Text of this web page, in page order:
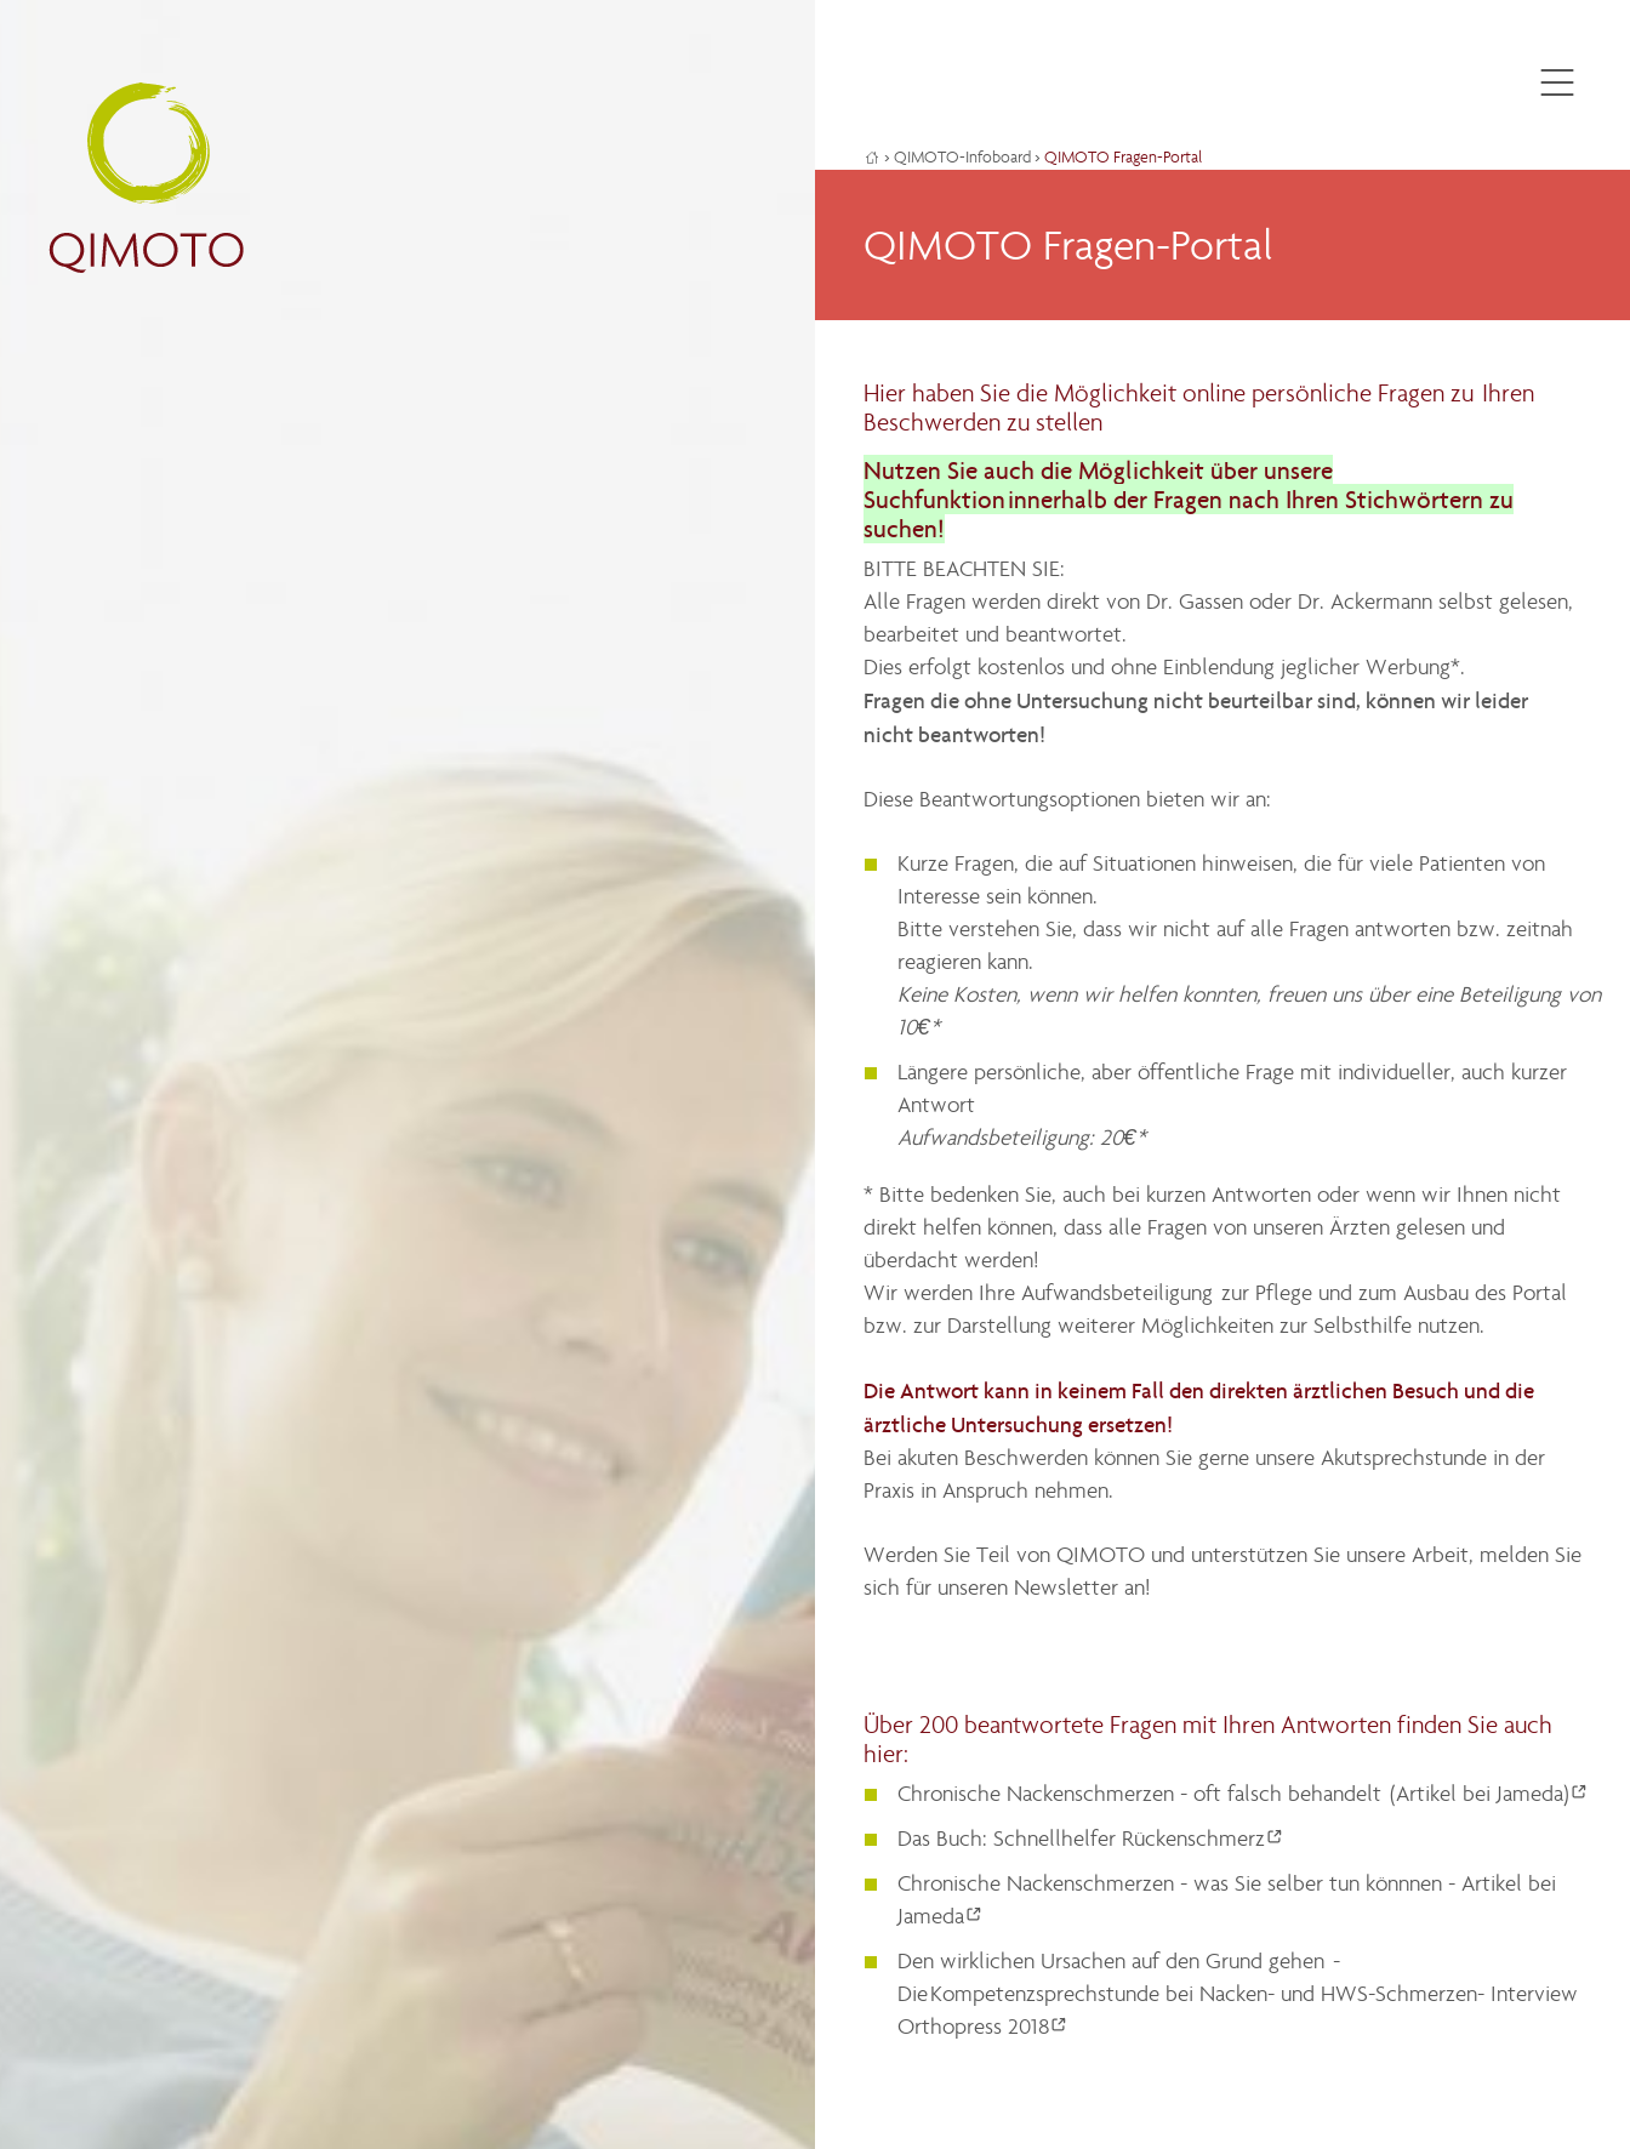
› QIMOTO-Infoboard› QIMOTO Fragen-Portal
QIMOTO Fragen-Portal
Hier haben Sie die Möglichkeit online persönliche Fragen zu Ihren
Beschwerden zu stellen
Nutzen Sie auch die Möglichkeit über unsere
Suchfunktion innerhalb der Fragen nach Ihren Stichwörtern zu
suchen!
BITTE BEACHTEN SIE:
Alle Fragen werden direkt von Dr. Gassen oder Dr. Ackermann selbst gelesen,
bearbeitet und beantwortet.
Dies erfolgt kostenlos und ohne Einblendung jeglicher Werbung*.
Fragen die ohne Untersuchung nicht beurteilbar sind, können wir leider
nicht beantworten!
Diese Beantwortungsoptionen bieten wir an:
Kurze Fragen, die auf Situationen hinweisen, die für viele Patienten von
Interesse sein können.
Bitte verstehen Sie, dass wir nicht auf alle Fragen antworten bzw. zeitnah
reagieren kann.
Keine Kosten, wenn wir helfen konnten, freuen uns über eine Beteiligung von
10€*
Längere persönliche, aber öffentliche Frage mit individueller, auch kurzer
Antwort
Aufwandsbeteiligung: 20€*
* Bitte bedenken Sie, auch bei kurzen Antworten oder wenn wir Ihnen nicht
direkt helfen können, dass alle Fragen von unseren Ärzten gelesen und
überdacht werden!
Wir werden Ihre Aufwandsbeteiligung zur Pflege und zum Ausbau des Portal
bzw. zur Darstellung weiterer Möglichkeiten zur Selbsthilfe nutzen.
Die Antwort kann in keinem Fall den direkten ärztlichen Besuch und die
ärztliche Untersuchung ersetzen!
Bei akuten Beschwerden können Sie gerne unsere Akutsprechstunde in der
Praxis in Anspruch nehmen.
Werden Sie Teil von QIMOTO und unterstützen Sie unsere Arbeit, melden Sie
sich für unseren Newsletter an!
Über 200 beantwortete Fragen mit Ihren Antworten finden Sie auch
hier:
Chronische Nackenschmerzen - oft falsch behandelt (Artikel bei Jameda)
Das Buch: Schnellhelfer Rückenschmerz
Chronische Nackenschmerzen - was Sie selber tun könnnen - Artikel bei
Jameda
Den wirklichen Ursachen auf den Grund gehen -
Die Kompetenzsprechstunde bei Nacken- und HWS-Schmerzen- Interview
Orthopress 2018